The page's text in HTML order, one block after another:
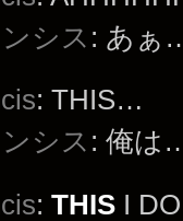
シス : あぁ
: THIS…
シス : 俺は
: THIS I